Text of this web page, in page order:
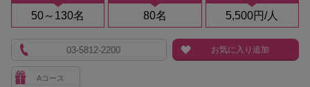
50～130名 80名 5,500円/人
Aコース
03-5812-2200 お気に入り追加